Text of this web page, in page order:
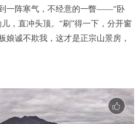
一阵寒气，不经意的一瞥——“卧
，直冲头顶。“刷”得一下，分开窗
娘诚不欺我，这才是正宗山景房，